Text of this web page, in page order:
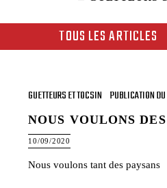
TOUS LES ARTICLES
GUETTEURS ET TOCSIN PUBLICATION
NOUS VOULONS
10/09/2020
Nous voulons tant des paysans